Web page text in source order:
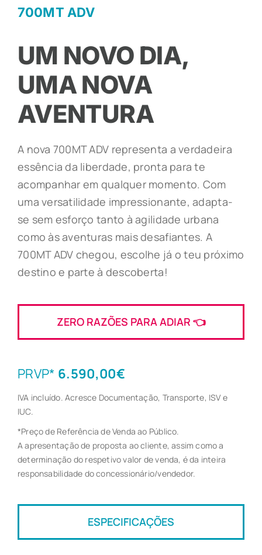
ONDE COMPRAR
700MT ADV
UM NOVO DIA,
UMA NOVA
AVENTURA
A nova 700MT ADV representa a verdadeira
essência da liberdade, pronta para te
acompanhar em qualquer momento. Com
uma versatilidade impressionante, adapta-
se sem esforço tanto à agilidade urbana
como às aventuras mais desafiantes. A
700MT ADV chegou, escolhe já o teu próximo
destino e parte à descoberta!
ZERO RAZÕES PARA ADIAR 👈
PRVP* 6.590,00€
IVA incluído. Acresce Documentação, Transporte, ISV e
IUC.
*Preço de Referência de Venda ao Público.
A apresentação de proposta ao cliente, assim como a
determinação do respetivo valor de venda, é da inteira
responsabilidade do concessionário/vendedor.
ESPECIFICAÇÕES